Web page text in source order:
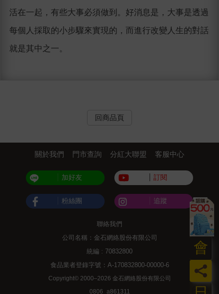
活在一起，有些大事必須做到。好消息是，大事是透過
每個人採取的小步驟來實現的，而進行改變人生的對話
就是其中之一。
回商品頁
員
會
關於我們 門市查詢 分紅大聯盟 客服中心
加好友 訂閱
粉絲團 追蹤
聯絡我們
公司名稱：金石網絡股份有限公司
統編 : 70832800
食品業者登錄字號：A-170832800-00000-6
Copyright© 2000–2026 金石網絡股份有限公司
0806_a861311